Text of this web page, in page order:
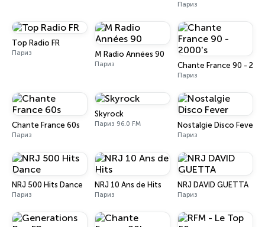
Париз
Top Radio FR
Париз M Radio Années 90
Париз Chante France 90 -
Париз
Chante France 60s
Париз
Skyrock
Париз 96.0 FM Nostalgie Disco Fever
Париз
NRJ 500 Hits Dance
Париз
NRJ 10 Ans de Hits
Париз
NRJ DAVID GUETTA
Париз